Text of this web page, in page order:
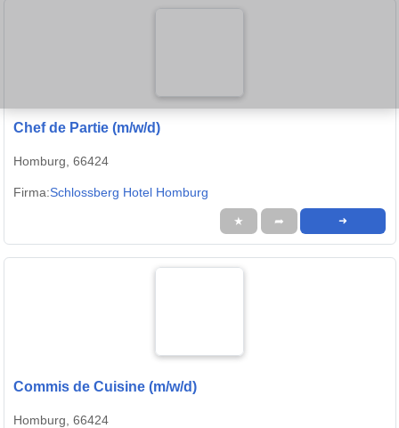
Chef de Partie (m/w/d)
Homburg, 66424
Firma:Schlossberg Hotel Homburg
★ ➦ ➜
Commis de Cuisine (m/w/d)
Homburg, 66424